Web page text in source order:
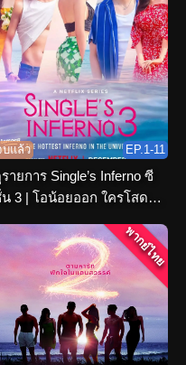
บแล้ว EP.1-11
ายการ Single’s Inferno ซี
3 | โอน้อยออก ใครโสดตก
พากย์ไทย